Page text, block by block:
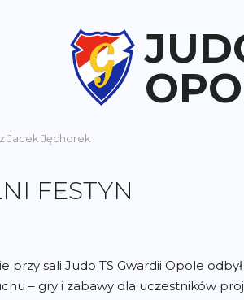
Jacek Jęchorek
FESTYN
przy sali Judo TS Gwardii Opole
– gry i zabawy dla uczestników